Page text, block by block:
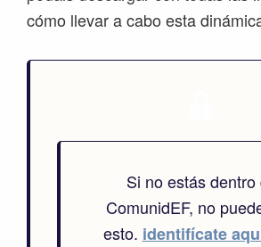
cómo llevar a cabo esta
Si no estás dentro
ComunidEF, no
esto. identifícate